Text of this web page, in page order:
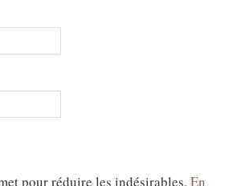
pour réduire les indésirables. En